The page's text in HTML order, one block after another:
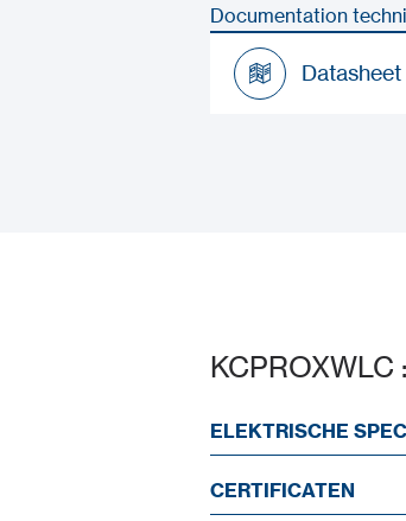
Documentation
Datasheet
ELEKTRISCHE
CERTIFICATEN